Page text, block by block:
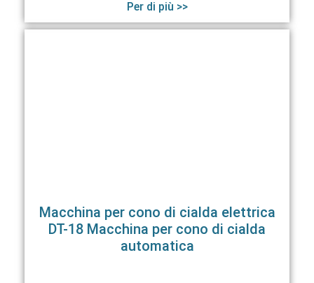
Per di più >>
Macchina per cono di cialda elettrica
DT-18 Macchina per cono di cialda
automatica